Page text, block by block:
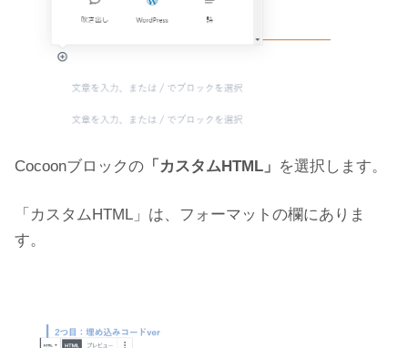
Cocoonブロックの 「カスタムHTML」 を選択します。
「カスタムHTML」は、フォーマットの欄にありま
す。